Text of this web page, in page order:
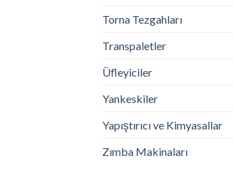
Torna Tezgahları
Transpaletler
Üfleyiciler
Yankeskiler
Yapıştırıcı ve Kimyasallar
Zımba Makinaları